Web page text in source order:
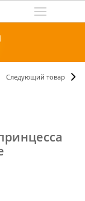
Следующий товар